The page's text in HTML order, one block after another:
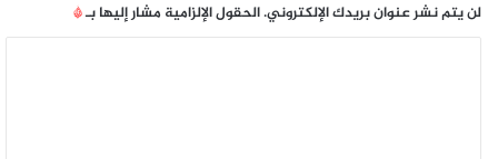
لن يتم نشر عنوان بريدك الإلكتروني.الحقول الإلزامية مشار إليها بـ*